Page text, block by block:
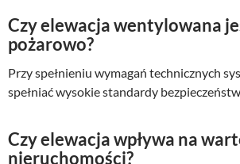
Czy elewacja wentylowana
pożarowo?
Przy spełnieniu wymagań technicznych
spełniać wysokie standardy
Czy elewacja wpływa na
nieruchomości?